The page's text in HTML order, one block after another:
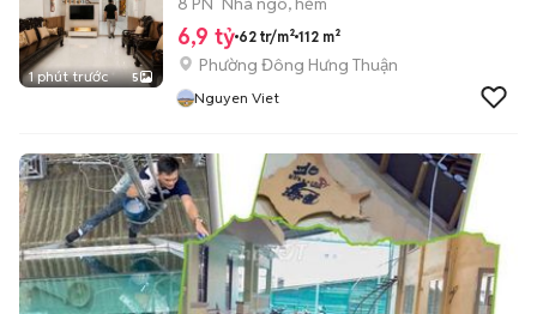
1 phút trước 5
6,9 tỷ 62 tr/m² 112 m²
Phường Đông Hưng Thuận
Nguyen Viet